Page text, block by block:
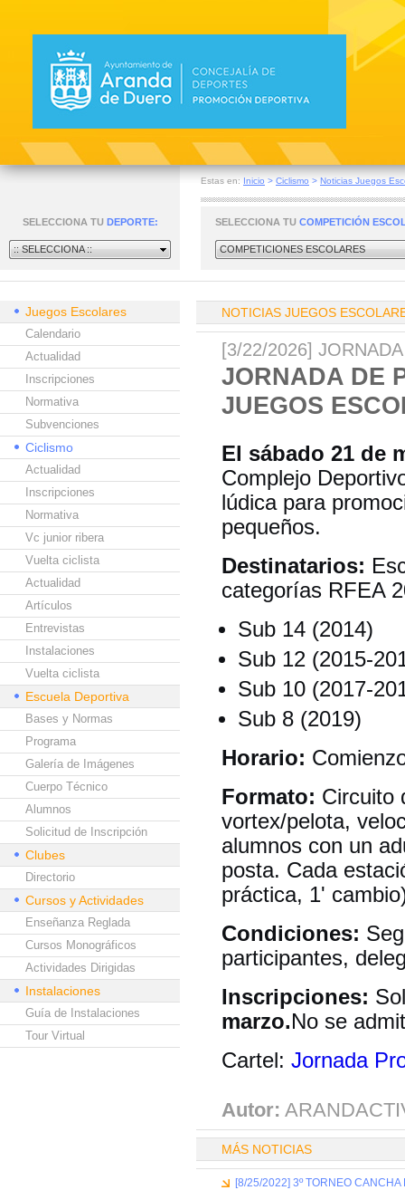
Estas en: Inicio > Ciclismo > Noticias Juegos
SELECCIONA TU DEPORTE:
:: SELECCIONA ::
SELECCIONA TU COMPETICIÓN
COMPETICIONES ESCOLARES
Juegos Escolares
Calendario
Actualidad
Inscripciones
Normativa
Subvenciones
Ciclismo
Actualidad
Inscripciones
Normativa
Vc junior ribera
Vuelta ciclista
Actualidad
Artículos
Entrevistas
Instalaciones
Vuelta ciclista
Escuela Deportiva
Bases y Normas
Programa
Galería de Imágenes
Cuerpo Técnico
Alumnos
Solicitud de Inscripción
Clubes
Directorio
Cursos y Actividades
Enseñanza Reglada
Cursos Monográficos
Actividades Dirigidas
Instalaciones
Guía de Instalaciones
Tour Virtual
NOTICIAS JUEGOS
[3/22/2026]
JORNADA DE
JUEGOS
El sábado 21 de
Complejo
lúdica para
pequeños.
Destinatarios:
categorías RFEA
Sub 14 (2014)
Sub 12 (2015-
Sub 10 (2017-
Sub 8 (2019)
Horario:
Formato: Circuito
vortex/pelota,
alumnos con un
posta. Cada
práctica, 1'
Condiciones:
participantes,
Inscripciones:
marzo.No se
Cartel: Jornada
Autor:
MÁS NOTICIAS
[8/25/2022] 3º TORNEO